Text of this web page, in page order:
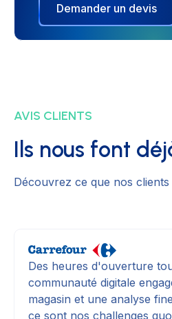
Demander un devis
AVIS CLIENTS
Ils nous font
Découvrez ce que nos
Des heures d'ouverture
communauté digitale
magasin et une analyse
ce sont nos challenges